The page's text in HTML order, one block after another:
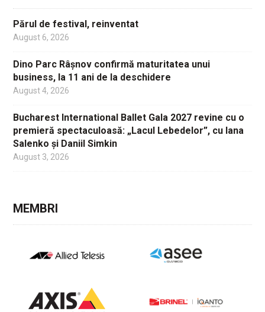
Părul de festival, reinventat
August 6, 2026
Dino Parc Râșnov confirmă maturitatea unui
business, la 11 ani de la deschidere
August 4, 2026
Bucharest International Ballet Gala 2027 revine cu o
premieră spectaculoasă: „Lacul Lebedelor”, cu Iana
Salenko și Daniil Simkin
August 3, 2026
MEMBRI